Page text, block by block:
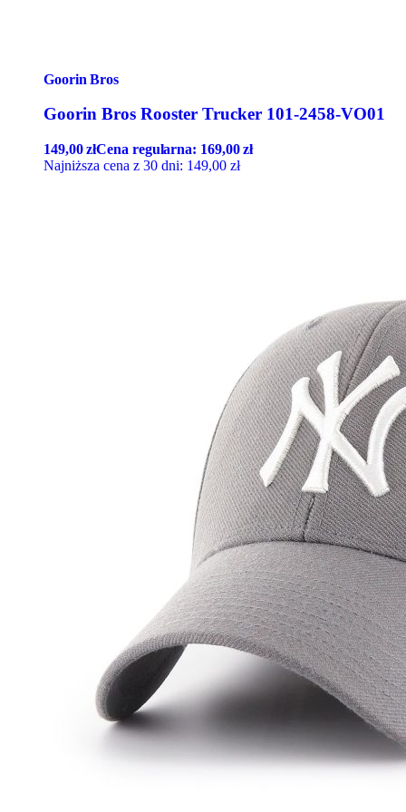
Goorin Bros
Goorin Bros Rooster Trucker 101-2458-VO01
149,00złCena regularna: 169,00zł
Najniższa cena z 30 dni: 149,00 zł